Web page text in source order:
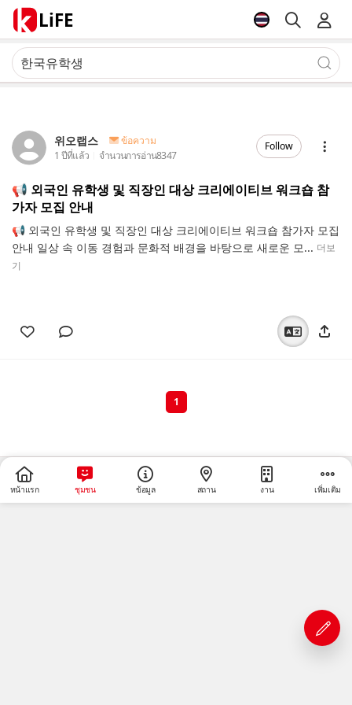
LiFE
위오랩스
ข้อความ
1 ปีที่แล้ว
จำนวนการอ่าน8347
Follow
📢 외국인 유학생 및 직장인 대상 크리에이티브 워크숍 참
가자 모집 안내
📢 외국인 유학생 및 직장인 대상 크리에이티브 워크숍 참가자 모집
안내 일상 속 이동 경험과 문화적 배경을 바탕으로 새로운 모... 더보
기
1
หน้าแรก ชุมชน ข้อมูล สถาน งาน เพิ่มเติม